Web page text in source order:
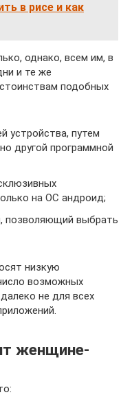
в рисе и как
однако, всем им, в
и те же
подобных
устройства, путем
другой программной
на ОС андроид;
позволяющий выбрать
низкую
возможных
не для всех
женщине-